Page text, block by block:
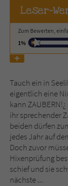
Leser-
Zum Bewerten,
1%
Tauch ein in
eigentlich eine
kann
ihr sprechender
beiden dürfen
jedes Jahr auf
Doch zuvor
Hixenprüfung
schief und sie
nächste ...
Name
Anbieter
Zweck
Name
Anbieter
Laufzeit